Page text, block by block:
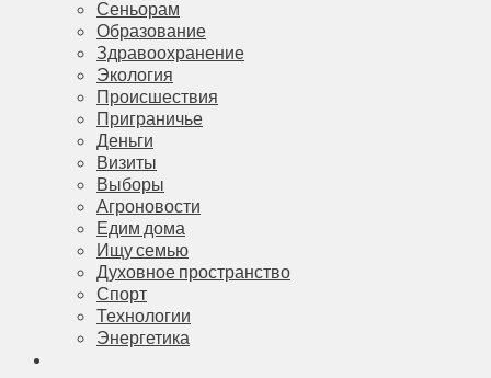
Сеньорам
Образование
Здравоохранение
Экология
Происшествия
Приграничье
Деньги
Визиты
Выборы
Агроновости
Едим дома
Ищу семью
Духовное пространство
Спорт
Технологии
Энергетика